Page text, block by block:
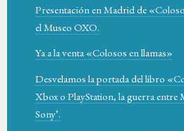
Presentación en Madrid de
el Museo OXO.
Ya a la venta «Colosos en llamas»
Desvelamos la portada del libro
Xbox o PlayStation, la guerra
Sony’.